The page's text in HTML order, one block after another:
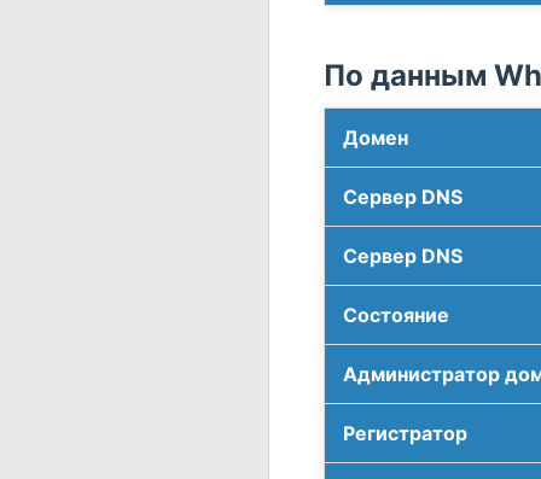
По данным
Домен
Сервер DNS
Сервер DNS
Соcтояние
Администратор
Регистратор